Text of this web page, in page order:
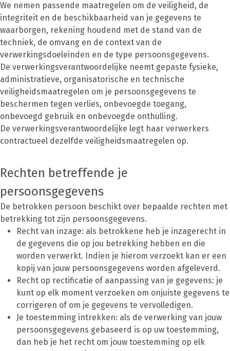
We nemen passende maatregelen om de veiligheid, de
integriteit en de beschikbaarheid van je gegevens te
waarborgen, rekening houdend met de stand van de
techniek, de omvang en de context van de
verwerkingsdoeleinden en de type persoonsgegevens.
De verwerkingsverantwoordelijke neemt gepaste fysieke,
administratieve, organisatorische en technische
veiligheidsmaatregelen om je persoonsgegevens te
beschermen tegen verlies, onbevoegde toegang,
onbevoegd gebruik en onbevoegde onthulling.
De verwerkingsverantwoordelijke legt haar verwerkers
contractueel dezelfde veiligheidsmaatregelen op.
Rechten betreffende je
persoonsgegevens
De betrokken persoon beschikt over bepaalde rechten met
betrekking tot zijn persoonsgegevens.
Recht van inzage: als betrokkene heb je inzagerecht in
de gegevens die op jou betrekking hebben en die
worden verwerkt. Indien je hierom verzoekt kan er een
kopij van jouw persoonsgegevens worden afgeleverd.
Recht op rectificatie of aanpassing van je gegevens: je
kunt op elk moment verzoeken om onjuiste gegevens te
corrigeren of om je gegevens te vervolledigen.
Je toestemming intrekken: als de verwerking van jouw
persoonsgegevens gebaseerd is op uw toestemming,
dan heb je het recht om jouw toestemming op elk